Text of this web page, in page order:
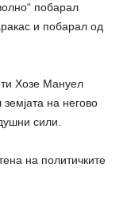
побарал
и побарал од
Хозе Мануел
на негово
сили.
на политичките